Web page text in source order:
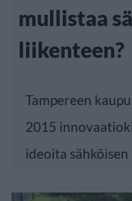
mullistaa
liikenteen?
Tampereen
2015
ideoita sähköisen